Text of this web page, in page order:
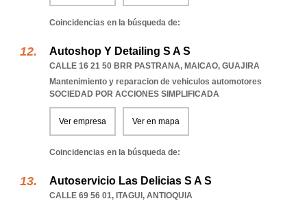
Coincidencias en la búsqueda de:
Autoshop Y Detailing S A S
CALLE 16 21 50 BRR PASTRANA, MAICAO, GUAJIRA
Mantenimiento y reparacion de vehiculos automotores
SOCIEDAD POR ACCIONES SIMPLIFICADA
Ver empresa Ver en mapa
Coincidencias en la búsqueda de:
Autoservicio Las Delicias S A S
CALLE 69 56 01, ITAGUI , ANTIOQUIA